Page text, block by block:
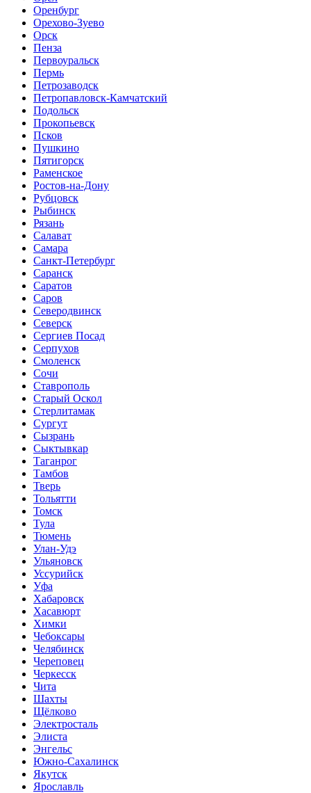
Оренбург
Орехово-Зуево
Орск
Пенза
Первоуральск
Пермь
Петрозаводск
Петропавловск-Камчатский
Подольск
Прокопьевск
Псков
Пушкино
Пятигорск
Раменское
Ростов-на-Дону
Рубцовск
Рыбинск
Рязань
Салават
Самара
Санкт-Петербург
Саранск
Саратов
Саров
Северодвинск
Северск
Сергиев Посад
Серпухов
Смоленск
Сочи
Ставрополь
Старый Оскол
Стерлитамак
Сургут
Сызрань
Сыктывкар
Таганрог
Тамбов
Тверь
Тольятти
Томск
Тула
Тюмень
Улан-Удэ
Ульяновск
Уссурийск
Уфа
Хабаровск
Хасавюрт
Химки
Чебоксары
Челябинск
Череповец
Черкесск
Чита
Шахты
Щёлково
Электросталь
Элиста
Энгельс
Южно-Сахалинск
Якутск
Ярославль